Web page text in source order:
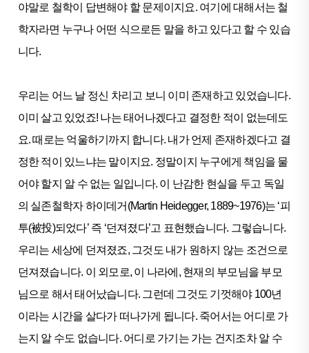
야말로 철학이 답변해야 할 문제이지요. 여기에 대해서는 철
학자라면 누구나 어떤 식으로든 말을 하고 있다고 할 수 있습
니다.
우리는 어느 날 정신 차리고 보니 이미 존재하고 있었습니다.
이미 살고 있었죠! 나는 태어나겠다고 결정한 적이 없는데도
요. 때로는 억울하기까지 합니다. 내가 언제 존재하겠다고 결
정한 적이 있느냐는 말이지요. 정말이지 누구에게 책임을 물
어야 할지 알 수 없는 일입니다. 이 난감한 현실을 두고 독일
의 실존철학자 하이데거(Martin Heidegger, 1889~1976)는 ‘피
투(被投)되었다’ 즉 ‘던져졌다’고 표현했습니다. 그렇습니다.
우리는 세상에 던져졌죠, 그것도 내가 원하지 않는 조건으로
던져졌습니다. 이 외모로, 이 나라에, 현재의 부모님을 부모
님으로 해서 태어났습니다. 그런데 그것도 기껏해야 100년
이라는 시간을 살다가 떠나가게 됩니다. 죽어서는 어디로 가
는지 알 수도 없습니다. 어디로 가기는 가는 건지조차 알 수